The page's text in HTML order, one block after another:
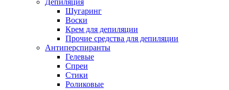
Депиляция
Шугаринг
Воски
Крем для депиляции
Прочие средства для депиляции
Антиперспиранты
Гелевые
Спреи
Стики
Роликовые